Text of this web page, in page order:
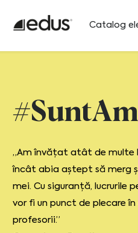
Catalog
„Am învățat atât de multe
încât abia aștept să merg
mei. Cu siguranță, lucrurile
vor fi un punct de plecare
profesorii.”